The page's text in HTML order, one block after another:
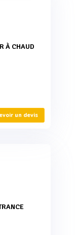
À CHAUD
un devis